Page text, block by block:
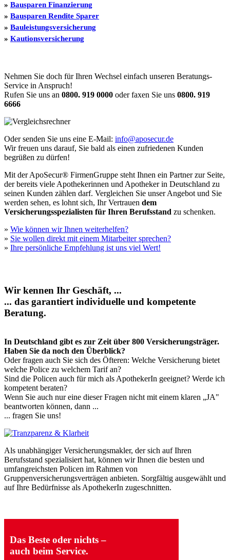
» Bausparen Finanzierung
» Bausparen Rendite Sparer
» Bauleistungsversicherung
» Kautionsversicherung
Nehmen Sie doch für Ihren Wechsel einfach unseren Beratungs-
Service in Anspruch!
Rufen Sie uns an 0800. 919 0000 oder faxen Sie uns 0800. 919
6666
Oder senden Sie uns eine E-Mail: info@aposecur.de
Wir freuen uns darauf, Sie bald als einen zufriedenen Kunden
begrüßen zu dürfen!
Mit der ApoSecur® FirmenGruppe steht Ihnen ein Partner zur Seite,
der bereits viele Apothekerinnen und Apotheker in Deutschland zu
seinen Kunden zählen darf. Vergleichen Sie unser Angebot und Sie
werden sehen, es lohnt sich, Ihr Vertrauen dem
Versicherungsspezialisten für Ihren Berufsstand zu schenken.
» Wie können wir Ihnen weiterhelfen?
» Sie wollen direkt mit einem Mitarbeiter sprechen?
» Ihre persönliche Empfehlung ist uns viel Wert!
Wir kennen Ihr Geschäft, ...
... das garantiert individuelle und kompetente
Beratung.
In Deutschland gibt es zur Zeit über 800 Versicherungsträger.
Haben Sie da noch den Überblick?
Oder fragen auch Sie sich des Öfteren: Welche Versicherung bietet
welche Police zu welchem Tarif an?
Sind die Policen auch für mich als ApothekerIn geeignet? Werde ich
kompetent beraten?
Wenn Sie auch nur eine dieser Fragen nicht mit einem klaren „JA"
beantworten können, dann ...
... fragen Sie uns!
Als unabhängiger Versicherungsmakler, der sich auf Ihren
Berufsstand spezialisiert hat, können wir Ihnen die besten und
umfangreichsten Policen im Rahmen von
Gruppenversicherungsverträgen anbieten. Sorgfältig ausgewählt und
auf Ihre Bedürfnisse als ApothekerIn zugeschnitten.
Das Beste oder nichts –
auch beim Service.